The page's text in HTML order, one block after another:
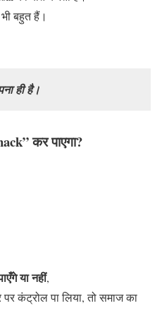
बहुत हैं।
ही है।
कर पाएगा?
या नहीं,
कंट्रोल पा लिया, तो समाज का